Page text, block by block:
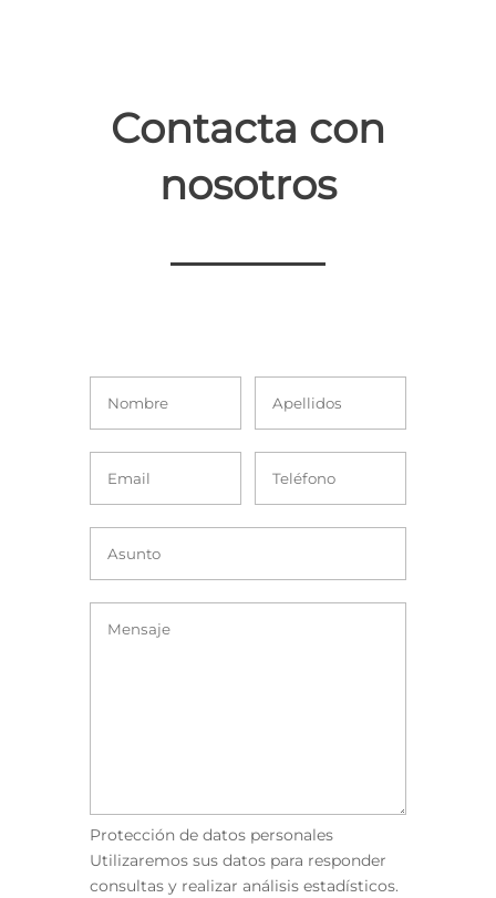
Contacta con
nosotros
Protección de datos personales
Utilizaremos sus datos para responder
consultas y realizar análisis estadísticos.